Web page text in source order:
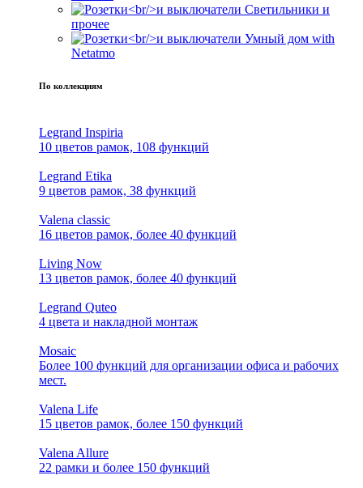
Светильники и
прочее
Умный дом with
Netatmo
По коллекциям
Legrand Inspiria
10 цветов рамок, 108 функций
Legrand Etika
9 цветов рамок, 38 функций
Valena classic
16 цветов рамок, более 40 функций
Living Now
13 цветов рамок, более 40 функций
Legrand Quteo
4 цвета и накладной монтаж
Mosaic
Более 100 функций для организации офиса и рабочих
мест.
Valena Life
15 цветов рамок, более 150 функций
Valena Allure
22 рамки и более 150 функций